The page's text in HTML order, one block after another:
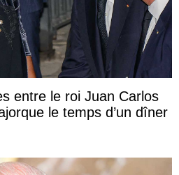
entre le roi Juan Carlos
le temps d’un dîner